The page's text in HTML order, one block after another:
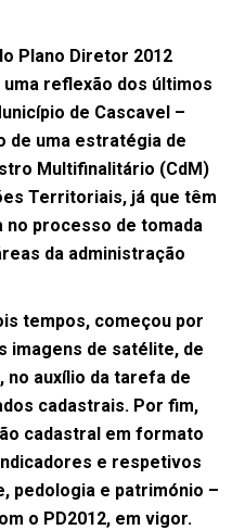
Plano Diretor 2012
reflexão dos últimos
de Cascavel –
de uma estratégia de
Multifinalitário (CdM)
Territoriais, já que têm
no processo de tomada
da administração
tempos, começou por
imagens de satélite, de
no auxílio da tarefa de
cadastrais. Por fim,
cadastral em formato
e respetivos
pedologia e património –
o PD2012, em vigor.